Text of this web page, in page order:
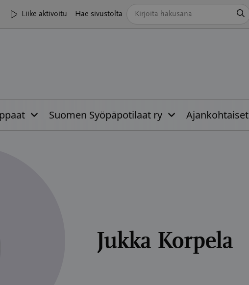
Liike aktivoitu Hae sivustolta
Suomen Syöpäpotilaat ry Ajankohtaiset
Jukka Korpela